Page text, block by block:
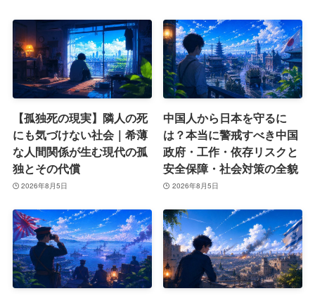
【孤独死の現実】隣人の死
にも気づけない社会｜希薄
な人間関係が生む現代の孤
独とその代償
2026年8月5日
中国人から日本を守るに
は？本当に警戒すべき中国
政府・工作・依存リスクと
安全保障・社会対策の全貌
2026年8月5日